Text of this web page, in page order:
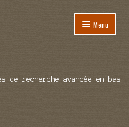
Menu
de recherche avancée en bas